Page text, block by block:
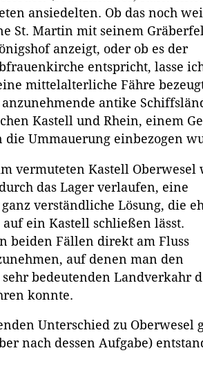
ansiedelten. Ob das noch
St. Martin mit seinem
anzeigt, oder ob es der
entspricht, lasse
mittelalterliche Fähre
anzunehmende antike
Kastell und Rhein, einem
die Ummauerung einbezogen
vermuteten Kastell Oberwesel
das Lager verlaufen, eine
verständliche Lösung, die
ein Kastell schließen lässt.
beiden Fällen direkt am Fluss
auf denen man den
bedeutenden Landverkahr
konnte.
Unterschied zu Oberwesel
nach dessen Aufgabe)